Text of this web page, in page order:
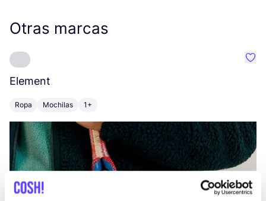
Otras marcas
Element
Ropa Mochilas 1+